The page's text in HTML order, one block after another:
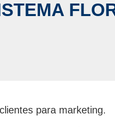
para marketing.